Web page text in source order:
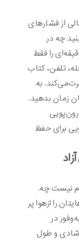
از فشارهای
چه در
را فقط
تلفن، کتاب
به
زمان بدهید.
برای حفظ
نیست چه.
را ازهوا پر
در
شادی و طول